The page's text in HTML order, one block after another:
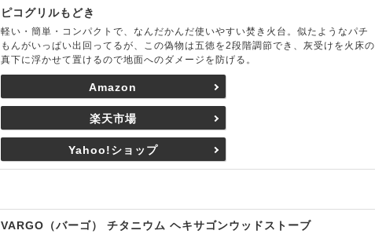
ピコグリルもどき
軽い・簡単・コンパクトで、なんだかんだ使いやすい焚き火台。似たようなパチ
もんがいっぱい出回ってるが、この偽物は五徳を2段階調節でき、灰受けを火床の
真下に浮かせて置けるので地面へのダメージを防げる。
Amazon
楽天市場
Yahoo!ショップ
VARGO（バーゴ） チタニウム ヘキサゴンウッドストーブ